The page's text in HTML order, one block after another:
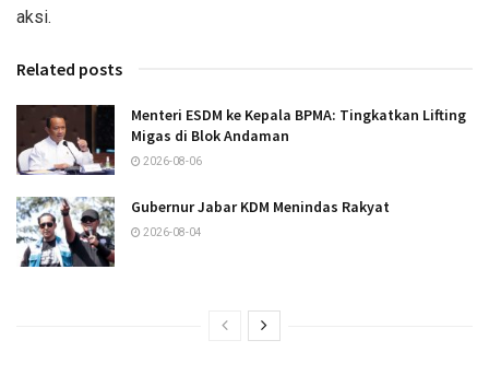
aksi.
Related posts
Menteri ESDM ke Kepala BPMA: Tingkatkan Lifting
Migas di Blok Andaman
2026-08-06
Gubernur Jabar KDM Menindas Rakyat
2026-08-04